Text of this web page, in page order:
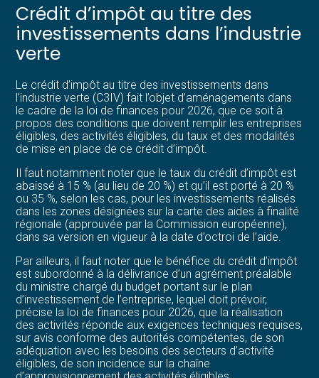
électronique
Crédit d’impôt au titre des
investissements dans l’industrie
verte
Le crédit d’impôt au titre des investissements dans
l’industrie verte (C3IV) fait l’objet d’aménagements dans
le cadre de la loi de finances pour 2026, que ce soit à
propos des conditions que doivent remplir les entreprises
éligibles, des activités éligibles, du taux et des modalités
de mise en place de ce crédit d’impôt.
Il faut notamment noter que le taux du crédit d’impôt est
abaissé à 15 % (au lieu de 20 %) et qu’il est porté à 20 %
ou 35 %, selon les cas, pour les investissements réalisés
dans les zones désignées sur la carte des aides à finalité
régionale (approuvée par la Commission européenne),
dans sa version en vigueur à la date d’octroi de l’aide.
Par ailleurs, il faut noter que le bénéfice du crédit d’impôt
est subordonné à la délivrance d’un agrément préalable
du ministre chargé du budget portant sur le plan
d’investissement de l’entreprise, lequel doit prévoir,
précise la loi de finances pour 2026, que la réalisation
des activités réponde aux exigences techniques requises,
sur avis conforme des autorités compétentes, de son
adéquation avec les besoins des secteurs d’activité
éligibles, de son incidence sur la chaîne